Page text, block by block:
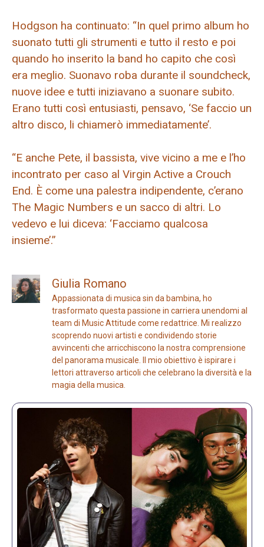
Hodgson ha continuato: “In quel primo album ho
suonato tutti gli strumenti e tutto il resto e poi
quando ho inserito la band ho capito che così
era meglio. Suonavo roba durante il soundcheck,
nuove idee e tutti iniziavano a suonare subito.
Erano tutti così entusiasti, pensavo, ‘Se faccio un
altro disco, li chiamerò immediatamente’.
“E anche Pete, il bassista, vive vicino a me e l’ho
incontrato per caso al Virgin Active a Crouch
End. È come una palestra indipendente, c’erano
The Magic Numbers e un sacco di altri. Lo
vedevo e lui diceva: ‘Facciamo qualcosa
insieme’.”
Giulia Romano
Appassionata di musica sin da bambina, ho
trasformato questa passione in carriera unendomi al
team di Music Attitude come redattrice. Mi realizzo
scoprendo nuovi artisti e condividendo storie
avvincenti che arricchiscono la nostra comprensione
del panorama musicale. Il mio obiettivo è ispirare i
lettori attraverso articoli che celebrano la diversità e la
magia della musica.